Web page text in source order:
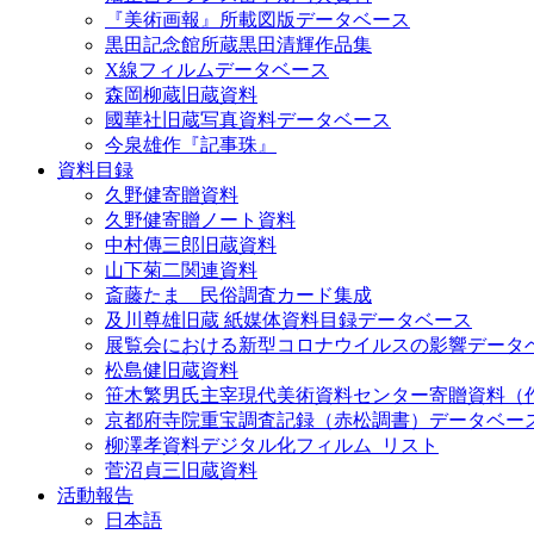
『美術画報』所載図版データベース
黒田記念館所蔵黒田清輝作品集
X線フィルムデータベース
森岡柳蔵旧蔵資料
國華社旧蔵写真資料データベース
今泉雄作『記事珠』
資料目録
久野健寄贈資料
久野健寄贈ノート資料
中村傳三郎旧蔵資料
山下菊二関連資料
斎藤たま 民俗調査カード集成
及川尊雄旧蔵 紙媒体資料目録データベース
展覧会における新型コロナウイルスの影響データ
松島健旧蔵資料
笹木繁男氏主宰現代美術資料センター寄贈資料（
京都府寺院重宝調査記録（赤松調書）データベー
柳澤孝資料デジタル化フィルム_リスト
菅沼貞三旧蔵資料
活動報告
日本語